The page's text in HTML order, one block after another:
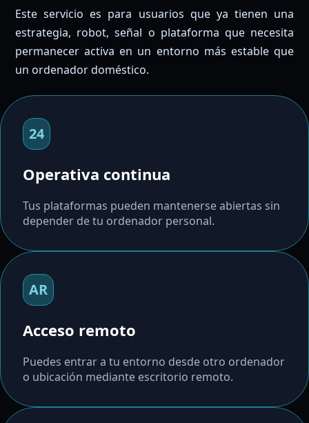
Este servicio es para usuarios que ya tienen una
estrategia, robot, señal o plataforma que necesita
permanecer activa en un entorno más estable que
un ordenador doméstico.
24
Operativa continua
Tus plataformas pueden mantenerse abiertas sin
depender de tu ordenador personal.
AR
Acceso remoto
Puedes entrar a tu entorno desde otro ordenador
o ubicación mediante escritorio remoto.